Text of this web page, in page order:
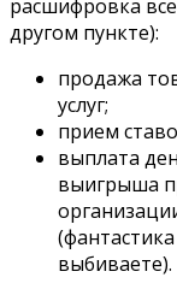
расшифровка
другом пункте):
продажа
услуг;
прием
выплата
выигрыша
выбиваете).